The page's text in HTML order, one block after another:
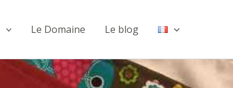
Le Domaine Le blog